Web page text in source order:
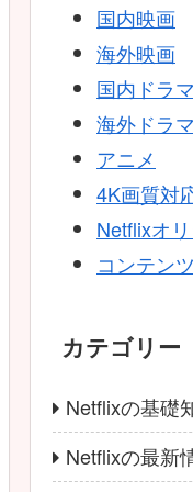
国内映画
海外映画
国内ドラ
海外ドラ
アニメ
4K画質対
Netflixオ
コンテン
カテゴリー
Netflixの基礎
Netflixの最新